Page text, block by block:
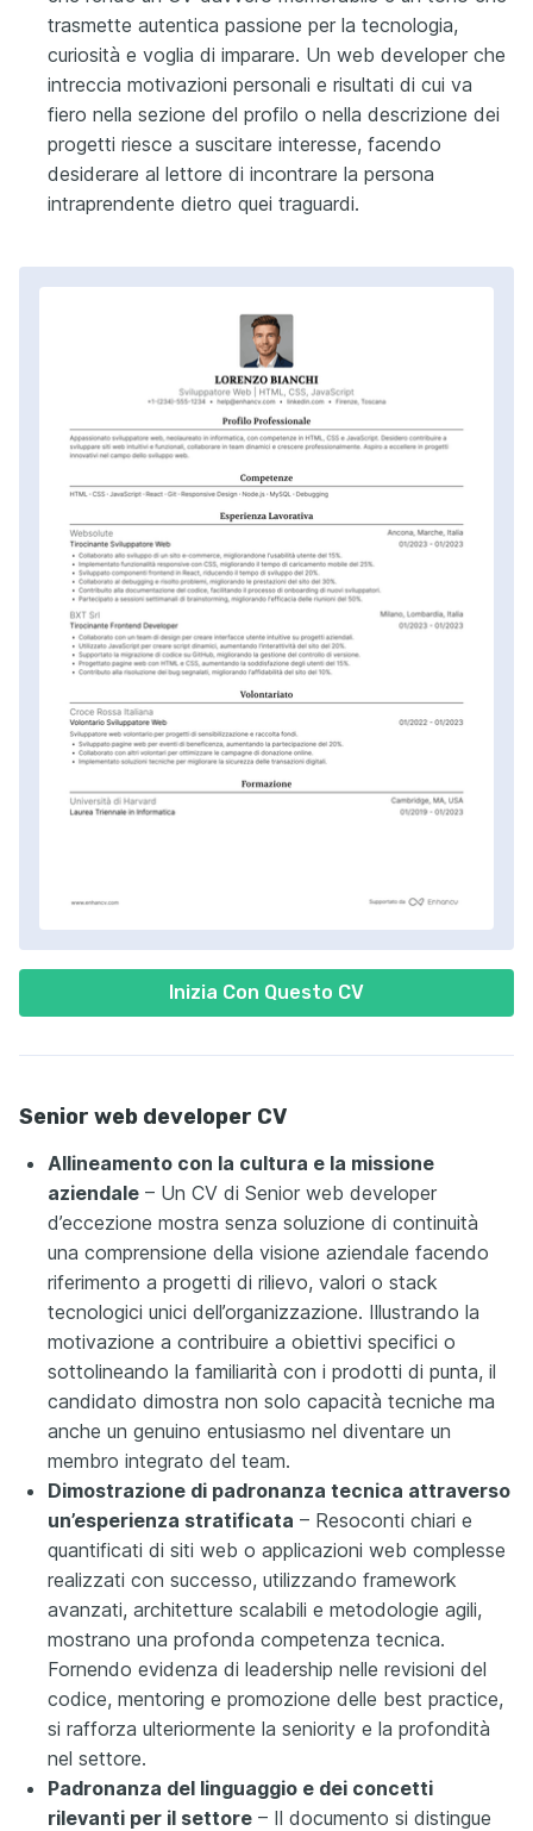
Inizia Con Questo CV
trasmette autentica passione per la tecnologia,
curiosità e voglia di imparare. Un web developer che
intreccia motivazioni personali e risultati di cui va
fiero nella sezione del profilo o nella descrizione dei
progetti riesce a suscitare interesse, facendo
desiderare al lettore di incontrare la persona
intraprendente dietro quei traguardi.
Senior web developer CV
Allineamento con la cultura e la missione
aziendale – Un CV di Senior web developer
d’eccezione mostra senza soluzione di continuità
una comprensione della visione aziendale facendo
riferimento a progetti di rilievo, valori o stack
tecnologici unici dell’organizzazione. Illustrando la
motivazione a contribuire a obiettivi specifici o
sottolineando la familiarità con i prodotti di punta, il
candidato dimostra non solo capacità tecniche ma
anche un genuino entusiasmo nel diventare un
membro integrato del team.
Dimostrazione di padronanza tecnica attraverso
un’esperienza stratificata – Resoconti chiari e
quantificati di siti web o applicazioni web complesse
realizzati con successo, utilizzando framework
avanzati, architetture scalabili e metodologie agili,
mostrano una profonda competenza tecnica.
Fornendo evidenza di leadership nelle revisioni del
codice, mentoring e promozione delle best practice,
si rafforza ulteriormente la seniority e la profondità
nel settore.
Padronanza del linguaggio e dei concetti
rilevanti per il settore – Il documento si distingue